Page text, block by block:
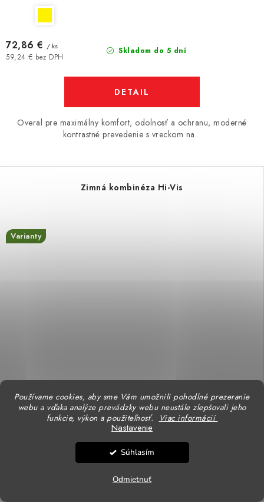
Používame cookies, aby sme Vám umožnili pohodlné prezeranie
webu a vďaka analýze prevádzky webu neustále zlepšovali jeho
funkcie, výkon a použiteľnosť.
Viac informácií
Nastavenie
Odmietnuť
Súhlasím
Skladom do 5 dní
59,24 € bez DPH
72,86 € / ks
DETAIL
Overal pre maximálny komfort, odolnosť a ochranu, moderné
kontrastné prevedenie s vreckom na...
Zimná kombinéza Hi-Vis
Varianty